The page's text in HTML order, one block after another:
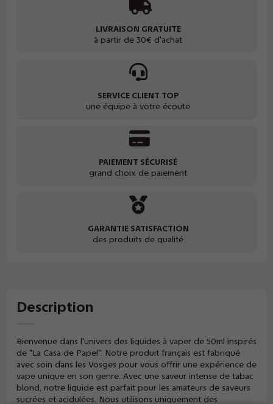
LIVRAISON GRATUITE
à partir de 30€ d'achat
SERVICE CLIENT TOP
une équipe à votre écoute
PAIEMENT SÉCURISÉ
grand choix de paiement
GARANTIE SATISFACTION
des produits de qualité
Description
Bienvenue dans l'univers des liquides à vaper de 50ml inspirés
de "La Casa de Papel". Notre produit français est fabriqué
avec soin dans les Vosges pour vous offrir une expérience de
vape unique en son genre. Avec une saveur intense de tabac
blond, notre liquide est parfait pour les amateurs de saveurs
sucrées et acidulées. Nous utilisons uniquement des